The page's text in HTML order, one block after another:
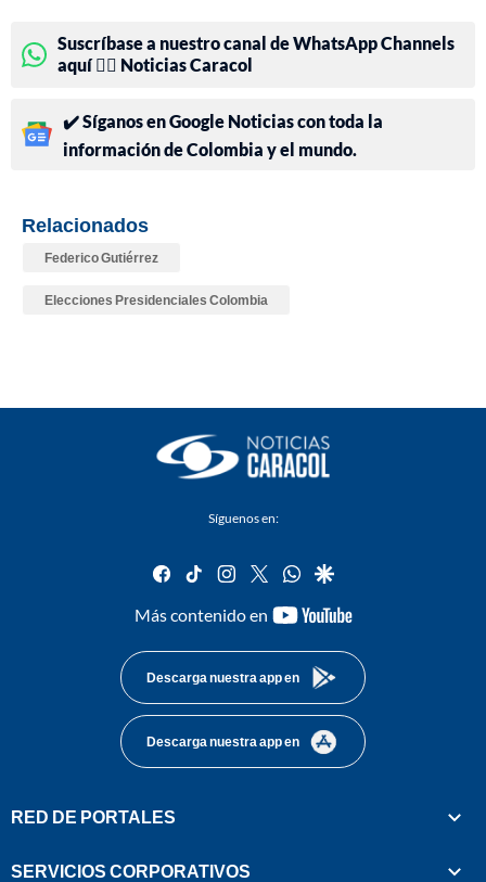
Suscríbase a nuestro canal de WhatsApp Channels
aquí 👉🏻 Noticias Caracol
✔️ Síganos en Google Noticias con toda la
información de Colombia y el mundo.
Relacionados
Federico Gutiérrez
Elecciones Presidenciales Colombia
Síguenos en:
facebook
tiktok instagram
twitterwhatsapp
google
Más contenido en
youtube-
Descarga nuestra app en
Descarga nuestra app en
RED DE PORTALES
SERVICIOS CORPORATIVOS